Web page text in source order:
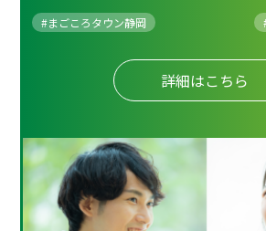
#まごころタウン静岡
詳細はこちら